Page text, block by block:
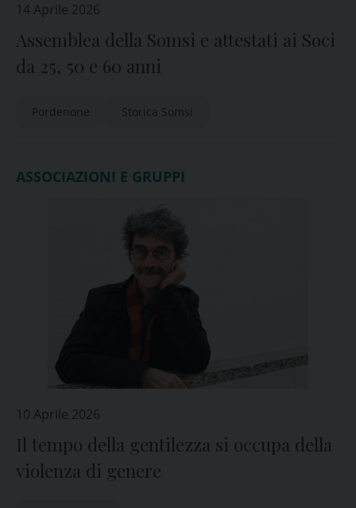
14 Aprile 2026
Assemblea della Somsi e attestati ai Soci
da 25, 50 e 60 anni
Pordenone Storica Somsi
ASSOCIAZIONI E GRUPPI
10 Aprile 2026
Il tempo della gentilezza si occupa della
violenza di genere